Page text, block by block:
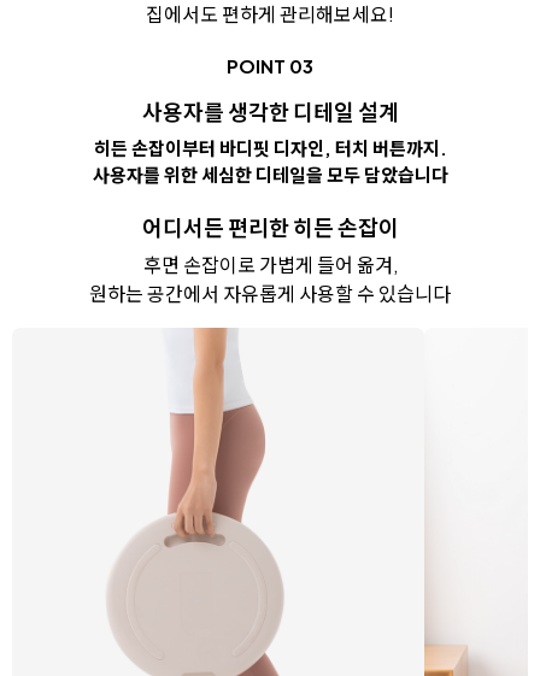
집에서도 편하게 관리해보세요!
POINT 03
사용자를 생각한 디테일 설계
히든 손잡이부터 바디핏 디자인, 터치 버튼까지.
사용자를 위한 세심한 디테일을 모두 담았습니다
어디서든 편리한 히든 손잡이
후면 손잡이로 가볍게 들어 옮겨,
원하는 공간에서 자유롭게 사용할 수 있습니다